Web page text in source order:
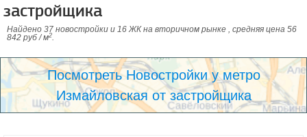
застройщика
Найдено 37 новостройки и 16 ЖК на вторичном рынке , средняя цена 56
842 руб / м2.
Посмотреть Новостройки у метро
Измайловская от застройщика